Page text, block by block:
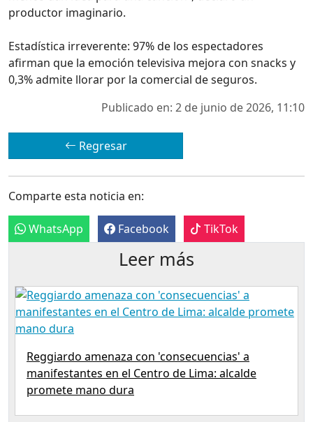
productor imaginario.
Estadística irreverente: 97% de los espectadores
afirman que la emoción televisiva mejora con snacks y
0,3% admite llorar por la comercial de seguros.
Publicado en: 2 de junio de 2026, 11:10
Regresar
Comparte esta noticia en:
WhatsApp Facebook TikTok
Leer más
Reggiardo amenaza con 'consecuencias' a
manifestantes en el Centro de Lima: alcalde
promete mano dura